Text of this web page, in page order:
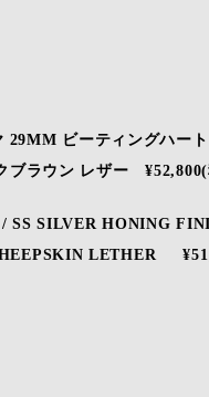
29MM ビーティングハー
ブラウン レザー ¥52,800(
/ SS SILVER HONING
LETHER